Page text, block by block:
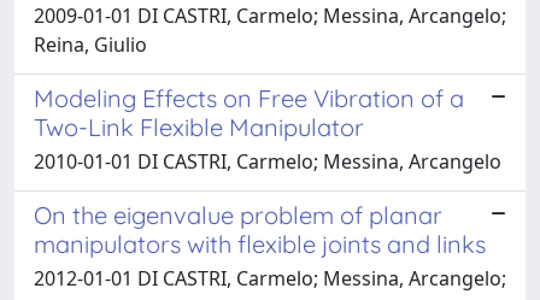
2009-01-01 DI CASTRI, Carmelo; Messina, Arcangelo;
Reina, Giulio
Modeling Effects on Free Vibration of a
Two-Link Flexible Manipulator
2010-01-01 DI CASTRI, Carmelo; Messina, Arcangelo
On the eigenvalue problem of planar
manipulators with flexible joints and links
2012-01-01 DI CASTRI, Carmelo; Messina, Arcangelo;